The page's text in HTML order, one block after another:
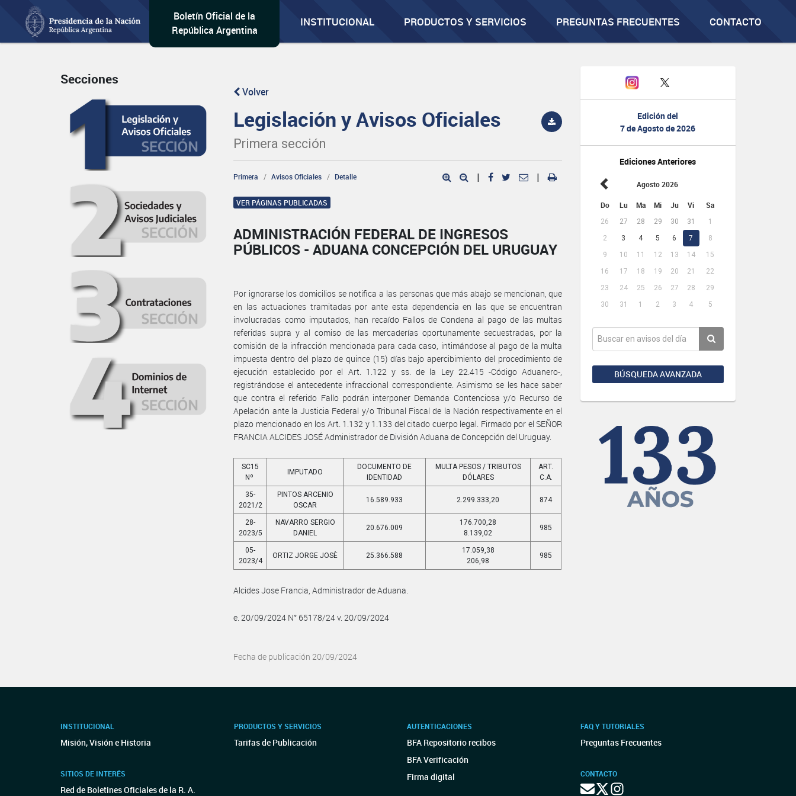
Boletín Oficial de la
República Argentina
INSTITUCIONAL PRODUCTOS Y SERVICIOS PREGUNTAS FRECUENTES CONTACTO
Edición del
7 de Agosto de 2026
Ediciones Anteriores
Agosto 2026
Do Lu Ma Mi Ju Vi Sa
26 27 28 29 30 31
1
2
3 4 5 6 7
8
9
10 11 12 13 14
15
16
17 18 19 20 21
22
23
24 25 26 27 28
29
30
31 1 2 3 4 5
BÚSQUEDA AVANZADA
Secciones
Volver
Legislación y Avisos Oficiales
Primera sección
Primera Avisos Oficiales Detalle | |
VER PÁGINAS PUBLICADAS
ADMINISTRACIÓN FEDERAL DE INGRESOS
PÚBLICOS - ADUANA CONCEPCIÓN DEL URUGUAY
Por ignorarse los domicilios se notifica a las personas que más abajo se mencionan, que
en las actuaciones tramitadas por ante esta dependencia en las que se encuentran
involucradas como imputados, han recaído Fallos de Condena al pago de las multas
referidas supra y al comiso de las mercaderías oportunamente secuestradas, por la
comisión de la infracción mencionada para cada caso, intimándose al pago de la multa
impuesta dentro del plazo de quince (15) días bajo apercibimiento del procedimiento de
ejecución establecido por el Art. 1.122 y ss. de la Ley 22.415 -Código Aduanero-,
registrándose el antecedente infraccional correspondiente. Asimismo se les hace saber
que contra el referido Fallo podrán interponer Demanda Contenciosa y/o Recurso de
Apelación ante la Justicia Federal y/o Tribunal Fiscal de la Nación respectivamente en el
plazo mencionado en los Art. 1.132 y 1.133 del citado cuerpo legal. Firmado por el SEÑOR
FRANCIA ALCIDES JOSÉ Administrador de División Aduana de Concepción del Uruguay.
SC15
Nº
IMPUTADO
DOCUMENTO DE
IDENTIDAD
MULTA PESOS / TRIBUTOS
DÓLARES
ART.
C.A.
35-
2021/2
PINTOS ARCENIO
OSCAR
16.589.933 2.299.333,20 874
28-
2023/5
NAVARRO SERGIO
DANIEL
20.676.009
176.700,28
8.139,02
985
05-
2023/4
ORTIZ JORGE JOSÈ 25.366.588
17.059,38
206,98
985
Alcides Jose Francia, Administrador de Aduana.
e. 20/09/2024 N° 65178/24 v. 20/09/2024
Fecha de publicación 20/09/2024
INSTITUCIONAL
Misión, Visión e Historia
SITIOS DE INTERÉS
Red de Boletines Oficiales de la R. A.
PRODUCTOS Y SERVICIOS
Tarifas de Publicación
AUTENTICACIONES
BFA Repositorio recibos
BFA Verificación
Firma digital
FAQ Y TUTORIALES
Preguntas Frecuentes
CONTACTO